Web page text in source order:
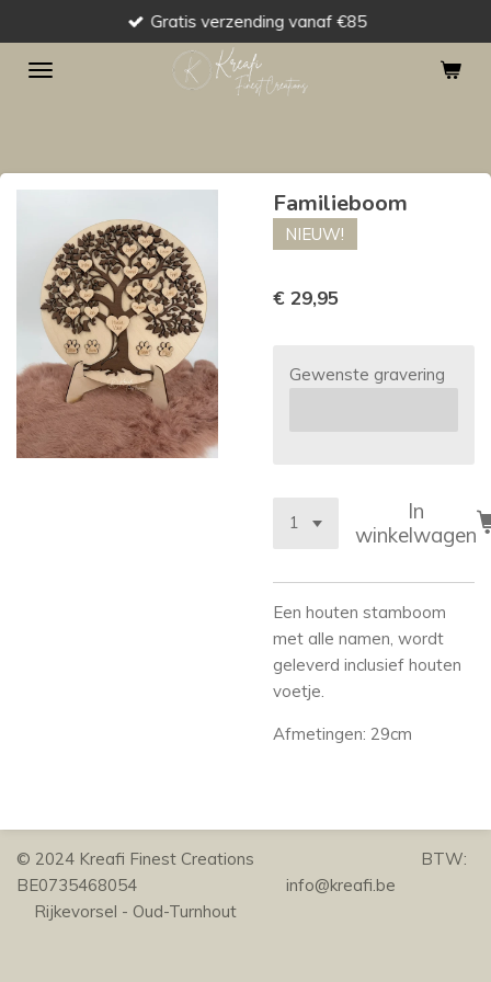
direct
naar
Gratis verzending vanaf €85
Familieboom
NIEUW!
€ 29,95
Gewenste gravering
In
winkelwagen
Een houten stamboom
met alle namen, wordt
geleverd inclusief houten
voetje.
Afmetingen: 29cm
© 2024 Kreafi Finest Creations BTW:
BE0735468054 info@kreafi.be
Rijkevorsel - Oud-Turnhout